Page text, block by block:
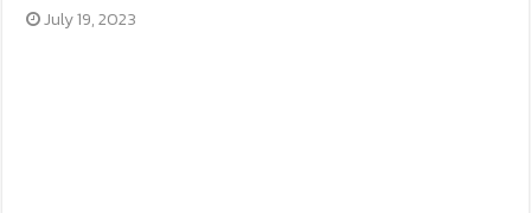
July 19, 2023